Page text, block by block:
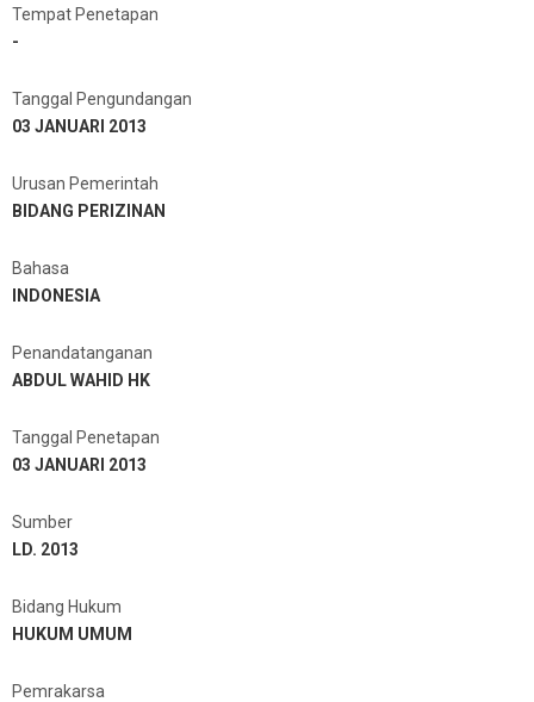
Tempat Penetapan
-
Tanggal Pengundangan
03 JANUARI 2013
Urusan Pemerintah
BIDANG PERIZINAN
Bahasa
INDONESIA
Penandatanganan
ABDUL WAHID HK
Tanggal Penetapan
03 JANUARI 2013
Sumber
LD. 2013
Bidang Hukum
HUKUM UMUM
Pemrakarsa